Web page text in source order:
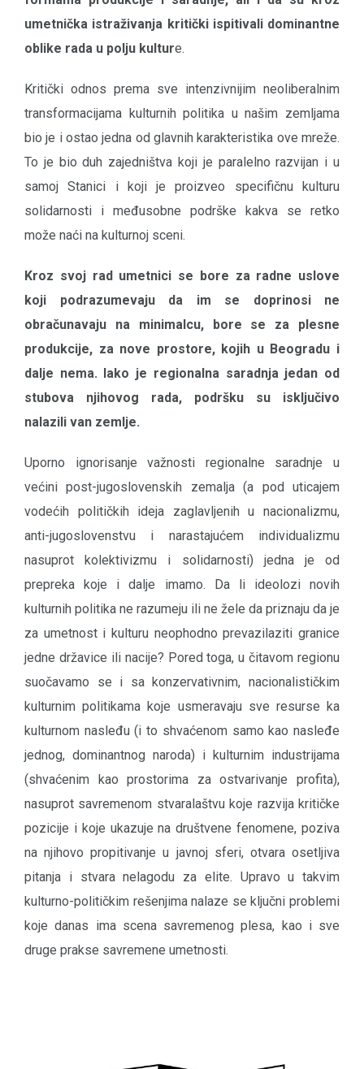
umetnička istraživanja kritički ispitivali dominantne
oblike rada u polju kulture.
Kritički odnos prema sve intenzivnijim neoliberalnim
transformacijama kulturnih politika u našim zemljama
bio je i ostao jedna od glavnih karakteristika ove mreže.
To je bio duh zajedništva koji je paralelno razvijan i u
samoj Stanici i koji je proizveo specifičnu kulturu
solidarnosti i međusobne podrške kakva se retko
može naći na kulturnoj sceni.
Kroz svoj rad umetnici se bore za radne uslove
koji podrazumevaju da im se doprinosi ne
obračunavaju na minimalcu, bore se za plesne
produkcije, za nove prostore, kojih u Beogradu i
dalje nema. Iako je regionalna saradnja jedan od
stubova njihovog rada, podršku su isključivo
nalazili van zemlje.
Uporno ignorisanje važnosti regionalne saradnje u
većini post-jugoslovenskih zemalja (a pod uticajem
vodećih političkih ideja zaglavljenih u nacionalizmu,
anti-jugoslovenstvu i narastajućem individualizmu
nasuprot kolektivizmu i solidarnosti) jedna je od
prepreka koje i dalje imamo. Da li ideolozi novih
kulturnih politika ne razumeju ili ne žele da priznaju da je
za umetnost i kulturu neophodno prevazilaziti granice
jedne državice ili nacije? Pored toga, u čitavom regionu
suočavamo se i sa konzervativnim, nacionalističkim
kulturnim politikama koje usmeravaju sve resurse ka
kulturnom nasleđu (i to shvaćenom samo kao nasleđe
jednog, dominantnog naroda) i kulturnim industrijama
(shvaćenim kao prostorima za ostvarivanje profita),
nasuprot savremenom stvaralaštvu koje razvija kritičke
pozicije i koje ukazuje na društvene fenomene, poziva
na njihovo propitivanje u javnoj sferi, otvara osetljiva
pitanja i stvara nelagodu za elite. Upravo u takvim
kulturno-političkim rešenjima nalaze se ključni problemi
koje danas ima scena savremenog plesa, kao i sve
druge prakse savremene umetnosti.